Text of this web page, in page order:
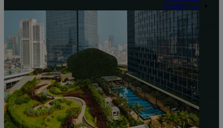
Contact Us